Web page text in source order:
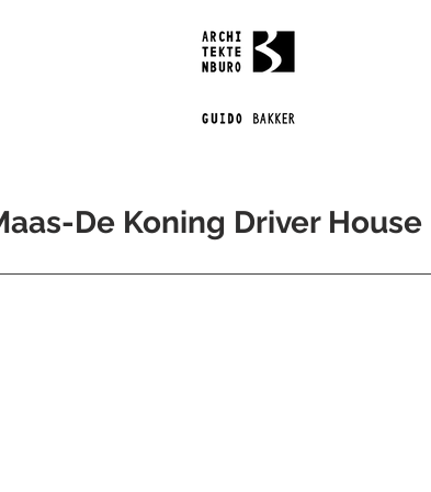
De Koning Driver House